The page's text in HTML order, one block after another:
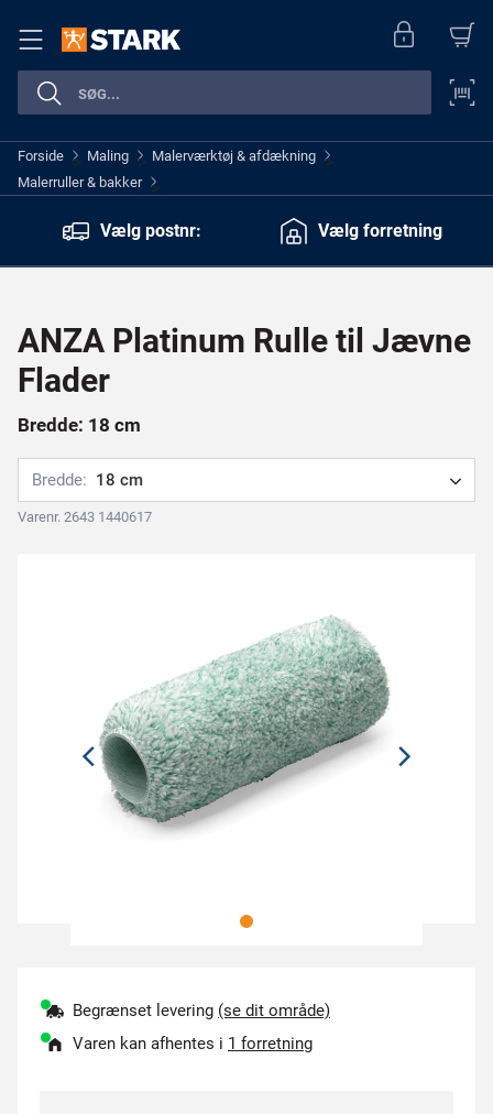
Forside > Maling > Malerværktøj & afdækning >
Malerruller & bakker >
Vælg postnr:
Vælg forretning
ANZA Platinum Rulle til Jævne
Flader
Bredde: 18 cm
Bredde: 18 cm
Varenr. 2643 1440617
Begrænset levering (se dit område)
Varen kan afhentes i 1 forretning